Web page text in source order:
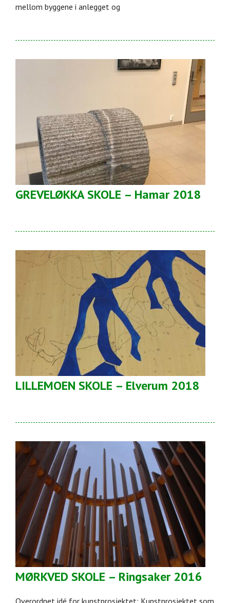
mellom byggene i anlegget og
GREVELØKKA SKOLE – Hamar 2018
LILLEMOEN SKOLE – Elverum 2018
MØRKVED SKOLE – Ringsaker 2016